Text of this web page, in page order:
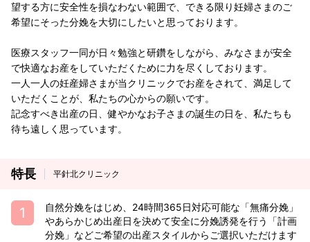
望する方に安全性を損なわない範囲で、できる限り妊婦さまのご
希望にそった分娩を大切にしたいと思っております。
医療スタッフ一同が日々勉強と研鑽をしながら、みなさまが安全
で快適なお産をしていただくために力を尽くしております。
一人一人の妊産婦さまが当クリニックでお産をされて、満足して
いただくことが、私たちの心からの願いです。
記念すべき出産の日、健やかなお子さまの誕生の日を、私たちも
待ち遠しく思っています。
特長 平針北クリニック
自然分娩をはじめ、24時間365日対応可能な「無痛分娩」
やあらかじめ出産日を決めて安全に分娩誘発を行う「計画
分娩」などご希望の出産スタイルからご選択いただけます